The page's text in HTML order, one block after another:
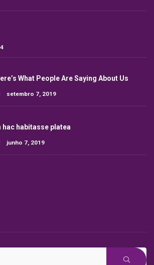
What People Are Saying About Us
setembro 7, 2019
hac habitasse platea
junho 7, 2019